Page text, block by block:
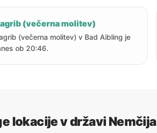
(večerna molitev)
(večerna molitev) v Bad Aibling je
ob 20:46.
lokacije v državi Nemčija